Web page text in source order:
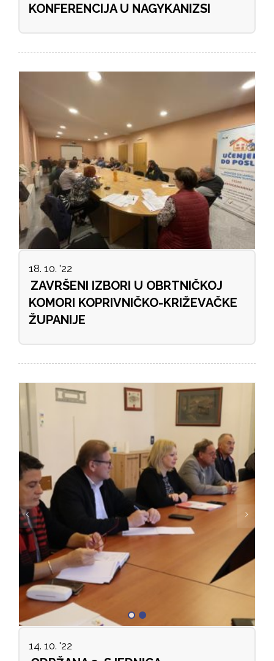
KONFERENCIJA U NAGYKANIZSI
18. 10. '22
ZAVRŠENI IZBORI U OBRTNIČKOJ
KOMORI KOPRIVNIČKO-KRIŽEVAČKE
ŽUPANIJE
14. 10. '22